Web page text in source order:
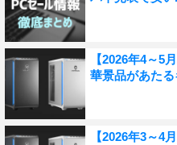
【2026年4～5
華景品があた
【2026年3～4